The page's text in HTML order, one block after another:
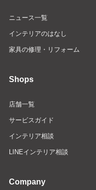
ニュース一覧
インテリアのはなし
家具の修理・リフォーム
Shops
店舗一覧
サービスガイド
インテリア相談
LINEインテリア相談
Company